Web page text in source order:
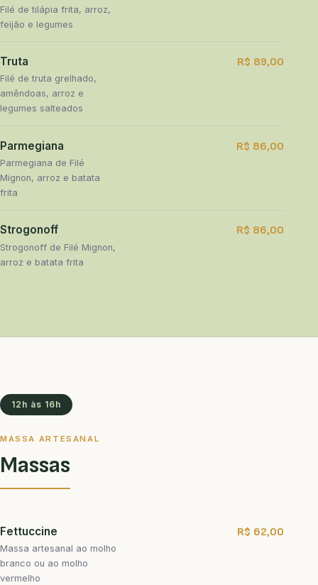
Filé de tilápia frita, arroz,
feijão e legumes
Truta
Filé de truta grelhado,
amêndoas, arroz e
legumes salteados
R$ 89,00
Parmegiana
Parmegiana de Filé
Mignon, arroz e batata
frita
R$ 86,00
Strogonoff
Strogonoff de Filé Mignon,
arroz e batata frita
R$ 86,00
12h às 16h
MASSA ARTESANAL
Massas
Fettuccine
Massa artesanal ao molho
branco ou ao molho
vermelho
R$ 62,00